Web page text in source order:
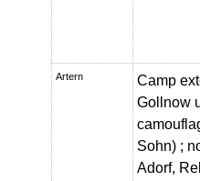
Artern
Camp
Gollnow
Sohn) ;
Adorf,